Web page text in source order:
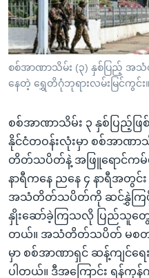
စာမျက်နှာ
သို့
ကျော်
ကြည့်
ရန်
ရန်
နေရာ
သို့
ကျော်
ရန်
ဗွီအိုအေ လူမှုကွန်ယက်များ
စစ်အာဏာသိမ်း (၃) နှစ်ပြည့်
နေတဲ့ ရွှေတိဂုံဘုရားလမ်းမြင်ကွင်း။
စစ်အာဏာသိမ်း ၃ နှစ်ပြည့်ဖြ
နိုင်ငံတဝန်းလုံးမှာ စစ်အာဏ
တိတ်သပိတ်နဲ့ အဖြူရောင်ကမ်
နာရီကနေ ညနေ ၄ နာရီအတွ
အသံတိတ်သပိတ်ကို ဆင်နွှဲကြ
နှိုးဆော်ခဲ့ကြသလို ပြည်သူတွေက
တယ်။ အသံတိတ်သပိတ် မစတင်
မှာ စစ်အာဏာရှင် ဆန့်ကျင်ရ
ပါတယ်။ ဒီအကြောင်း ရန်ကု